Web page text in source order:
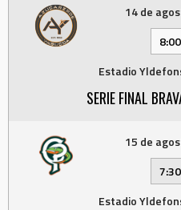
14 de
Estadio
SERIE FINAL
15 de
Estadio